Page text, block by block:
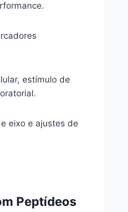
estímulo de
eixo e ajustes de
Peptídeos